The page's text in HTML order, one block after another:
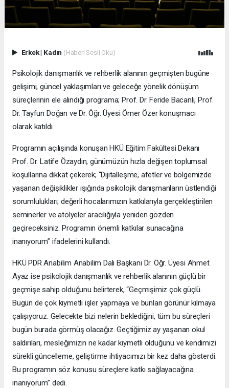
Erkek| Kadın (Haberi Sesli Oku)
Psikolojik danışmanlık ve rehberlik alanının geçmişten bugüne
gelişimi, güncel yaklaşımları ve geleceğe yönelik dönüşüm
süreçlerinin ele alındığı programa; Prof. Dr. Feride Bacanlı, Prof.
Dr. Tayfun Doğan ve Dr. Öğr. Üyesi Ömer Özer konuşmacı
olarak katıldı.
Programın açılışında konuşan HKÜ Eğitim Fakültesi Dekanı
Prof. Dr. Latife Özaydın, günümüzün hızla değişen toplumsal
koşullarına dikkat çekerek; “Dijitalleşme, afetler ve bölgemizde
yaşanan değişiklikler ışığında psikolojik danışmanların üstlendiği
sorumlulukları; değerli hocalarımızın katkılarıyla gerçekleştirilen
seminerler ve atölyeler aracılığıyla yeniden gözden
geçireceksiniz. Programın önemli katkılar sunacağına
inanıyorum” ifadelerini kullandı.
HKÜ PDR Anabilim Anabilim Dalı Başkanı Dr. Öğr. Üyesi Ahmet
Ayaz ise psikolojik danışmanlık ve rehberlik alanının güçlü bir
geçmişe sahip olduğunu belirterek, “Geçmişimiz çok güçlü.
Bugün de çok kıymetli işler yapmaya ve bunları görünür kılmaya
çalışıyoruz. Gelecekte bizi nelerin beklediğini, tüm bu süreçleri
bugün burada görmüş olacağız. Geçtiğimiz ay yaşanan okul
saldırıları, mesleğimizin ne kadar kıymetli olduğunu ve kendimizi
sürekli güncelleme, geliştirme ihtiyacımızı bir kez daha gösterdi.
Bu programın söz konusu süreçlere katkı sağlayacağına
inanıyorum” dedi.